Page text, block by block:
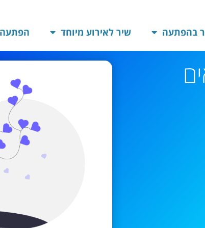
בהפתעה שיר לאירוע מיוחד הפתעה